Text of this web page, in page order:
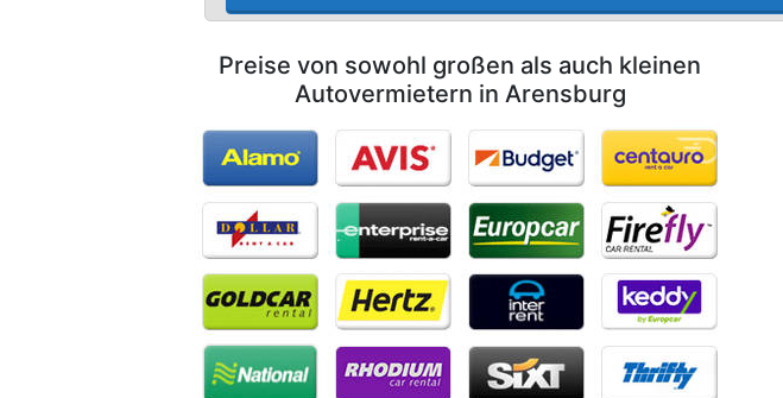
Preise von sowohl großen als auch kleinen
Autovermietern in Arensburg